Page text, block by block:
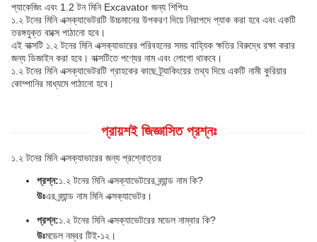
প্যাকেজিং এবং 1.2 টন মিনি Excavator জন্য শিপিংঃ
১.২ টনের মিনি এক্সক্যাভেটরটি উচ্চমানের উপকরণ দিয়ে নিরাপদে প্যাক করা হবে এবং একটি
তরঙ্গযুক্ত বাক্সে পাঠানো হবে।
এই বাক্সটি ১.২ টনের মিনি এক্সক্যাভারের পরিবহনের সময় বাহ্যিক ক্ষতির বিরুদ্ধে রক্ষা করার
জন্য ডিজাইন করা হবে। বাক্সটিতে পণ্যের নাম এবং লোগো থাকবে।
১.২ টনের মিনি এক্সক্যাভেটরটি গ্রাহকের কাছে ট্র্যাকিংয়ের তথ্য দিয়ে একটি নামী কুরিয়ার
কোম্পানির মাধ্যমে পাঠানো হবে।
প্রায়শই জিজ্ঞাসিত প্রশ্নঃ
১.২ টনের মিনি এক্সক্যাভারের জন্য প্রশ্নোত্তর
প্রশ্ন:১.২ টনের মিনি এক্সক্যাভেটরের ব্র্যান্ড নাম কি?
উঃএর ব্র্যান্ড নাম মিনি এক্সক্যাভেটর।
প্রশ্ন:১.২ টনের মিনি এক্সক্যাভেটরের মডেল নাম্বার কি?
উঃমডেল নম্বর টিই-১২।